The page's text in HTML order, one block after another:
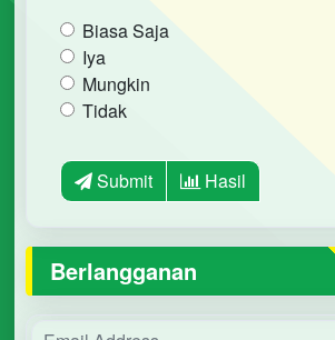
Biasa Saja
Iya
Mungkin
Tidak
Submit Hasil
Berlangganan